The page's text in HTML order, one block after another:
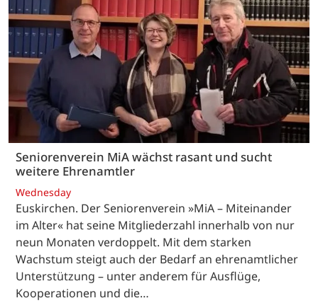
Seniorenverein MiA wächst rasant und sucht
weitere Ehrenamtler
Wednesday
Euskirchen. Der Seniorenverein »MiA – Miteinander
im Alter« hat seine Mitgliederzahl innerhalb von nur
neun Monaten verdoppelt. Mit dem starken
Wachstum steigt auch der Bedarf an ehrenamtlicher
Unterstützung – unter anderem für Ausflüge,
Kooperationen und die…